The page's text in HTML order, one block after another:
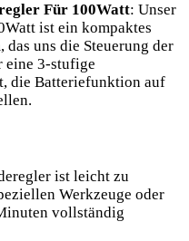
Für 100Watt: ‍Unser
ist ein kompaktes⁣
das uns die Steuerung der
eine 3-stufige​
die Batteriefunktion auf‍
ist leicht zu
Werkzeuge oder
vollständig